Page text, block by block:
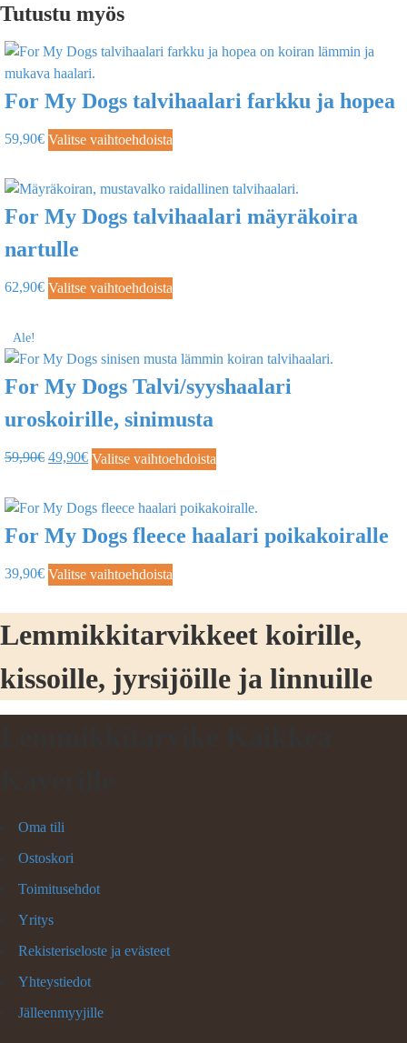
Tutustu myös
For My Dogs talvihaalari farkku ja hopea
59,90€ Valitse vaihtoehdoista
For My Dogs talvihaalari mäyräkoira
nartulle
62,90€ Valitse vaihtoehdoista
Ale!
For My Dogs Talvi/syyshaalari
uroskoirille, sinimusta
59,90€ 49,90€ Valitse vaihtoehdoista
For My Dogs fleece haalari poikakoiralle
39,90€ Valitse vaihtoehdoista
Lemmikkitarvikkeet koirille,
kissoille, jyrsijöille ja linnuille
Oma tili
Ostoskori
Toimitusehdot
Yritys
Rekisteriseloste ja evästeet
Yhteystiedot
Jälleenmyyjille